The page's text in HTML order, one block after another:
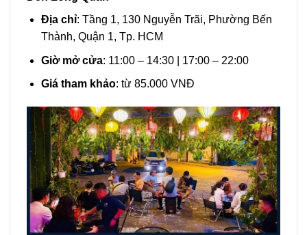
Địa chỉ: Tầng 1, 130 Nguyễn Trãi, Phường Bến
Thành, Quận 1, Tp. HCM
Giờ mở cửa: 11:00 – 14:30 | 17:00 – 22:00
Giá tham khảo: từ 85.000 VNĐ